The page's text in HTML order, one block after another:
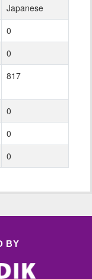
Japanese
0
0
817
0
0
0
BY